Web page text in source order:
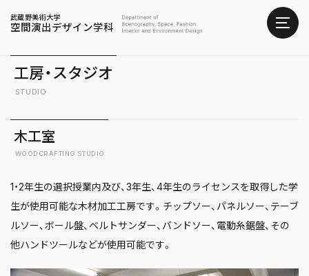
武蔵野美術大学
空間演出デザイン学科
工房・スタジオ
STUDIO
木工室
WOODCRAFTING STUDIO
1・2年生の選択授業内及び、3年生、4年生のライセンスを取得した学
生が使用可能な木材加工工房です。チップソー、パネルソー、テーブ
ルソー、ボール盤、ベルトサンダー、バンドソー、電動糸鋸盤、その
他ハンドツールなどが使用可能です。